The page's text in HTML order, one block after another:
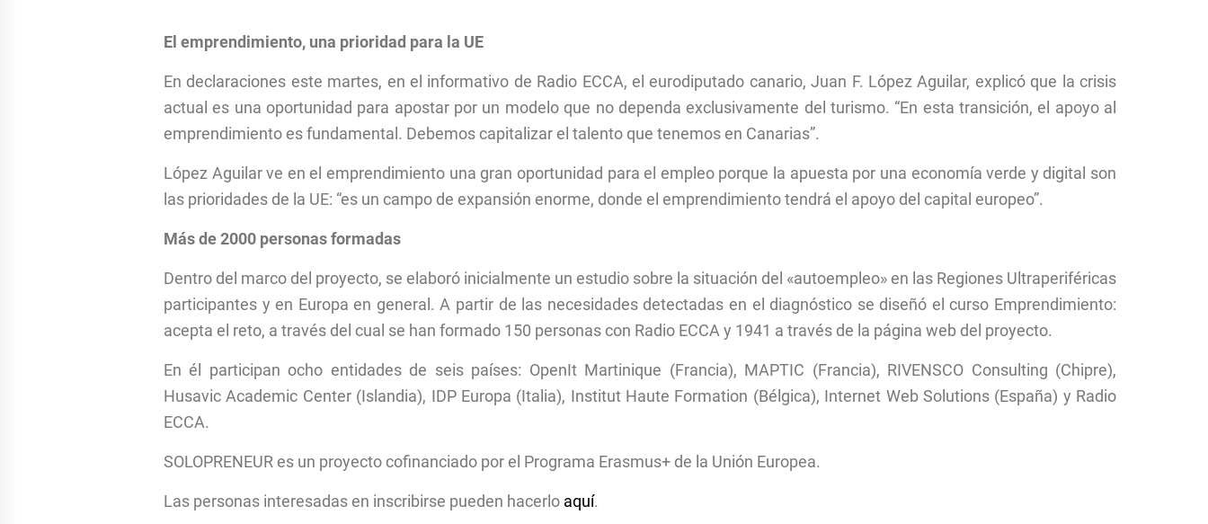
El emprendimiento, una prioridad para la UE
En declaraciones este martes, en el informativo de Radio ECCA, el eurodiputado canario, Juan F. López Aguilar, explicó que la crisis
actual es una oportunidad para apostar por un modelo que no dependa exclusivamente del turismo. “En esta transición, el apoyo al
emprendimiento es fundamental. Debemos capitalizar el talento que tenemos en Canarias”.
López Aguilar ve en el emprendimiento una gran oportunidad para el empleo porque la apuesta por una economía verde y digital son
las prioridades de la UE: “es un campo de expansión enorme, donde el emprendimiento tendrá el apoyo del capital europeo”.
Más de 2000 personas formadas
Dentro del marco del proyecto, se elaboró inicialmente un estudio sobre la situación del «autoempleo» en las Regiones Ultraperiféricas
participantes y en Europa en general. A partir de las necesidades detectadas en el diagnóstico se diseñó el curso Emprendimiento:
acepta el reto, a través del cual se han formado 150 personas con Radio ECCA y 1941 a través de la página web del proyecto.
En él participan ocho entidades de seis países: OpenIt Martinique (Francia), MAPTIC (Francia), RIVENSCO Consulting (Chipre),
Husavic Academic Center (Islandia), IDP Europa (Italia), Institut Haute Formation (Bélgica), Internet Web Solutions (España) y Radio
ECCA.
SOLOPRENEUR es un proyecto cofinanciado por el Programa Erasmus+ de la Unión Europea.
Las personas interesadas en inscribirse pueden hacerlo aquí.